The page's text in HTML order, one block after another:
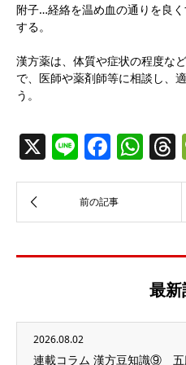
附子…経絡を温め血の通りを良
する。
漢方薬は、体質や症状の程度な
で、医師や薬剤師等に相談し、
う。
X Line
最
2026.08.02
連載コラム 漢方豆知識⑨ 五